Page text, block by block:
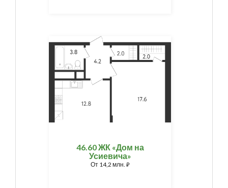
46.60 ЖК «Дом на
Усиевича»
От 14,2 млн. ⃏